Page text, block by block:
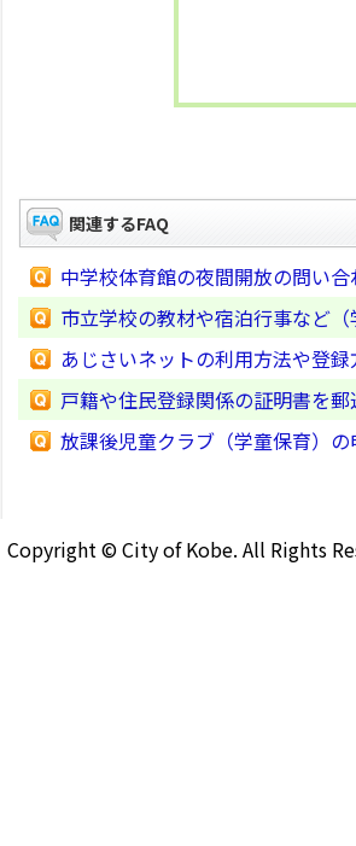
関連するFAQ
中学校体育館の夜間開放の問い
市立学校の教材や宿泊行事など
あじさいネットの利用方法や登
戸籍や住民登録関係の証明書を
放課後児童クラブ（学童保育）
Copyright © City of Kobe. All Rights